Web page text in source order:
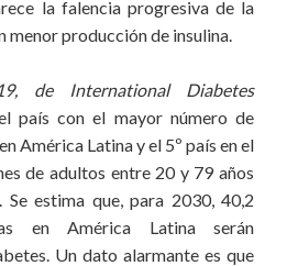
la falencia progresiva de la
menor producción de insulina.
de International Diabetes
país con el mayor número de
América Latina y el 5º país en el
de adultos entre 20 y 79 años
Se estima que, para 2030, 40,2
en América Latina serán
Un dato alarmante es que